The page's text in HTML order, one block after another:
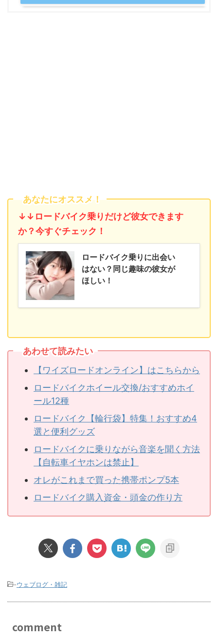
あなたにオススメ！
↓↓ロードバイク乗りだけど彼女できます
か？今すぐチェック！
ロードバイク乗りに出会い
はない？同じ趣味の彼女が
ほしい！
あわせて読みたい
【ワイズロードオンライン】はこちらから
ロードバイクホイール交換/おすすめホイ
ール12種
ロードバイク【輪行袋】特集！おすすめ4
選と便利グッズ
ロードバイクに乗りながら音楽を聞く方法
【自転車イヤホンは禁止】
オレがこれまで買った携帯ポンプ5本
ロードバイク購入資金・頭金の作り方
-ウェブログ・雑記
comment